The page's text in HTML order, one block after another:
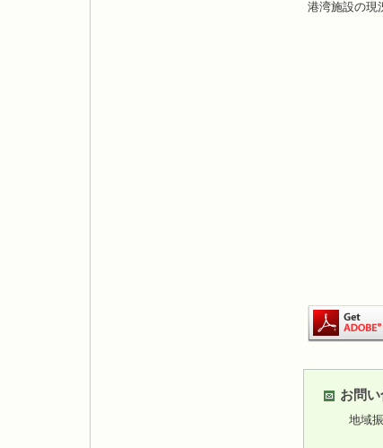
港湾施設の現
お問
地域